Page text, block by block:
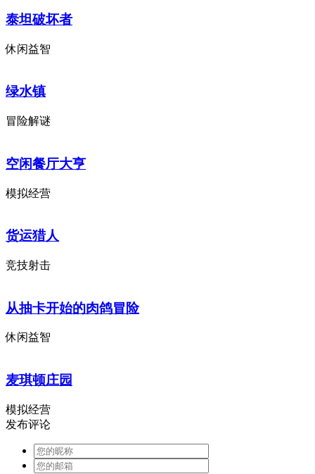
泰坦破坏者
休闲益智
绿水镇
冒险解谜
空闲餐厅大亨
模拟经营
货运猎人
竞技射击
从抽卡开始的肉鸽冒险
休闲益智
麦琪顿庄园
模拟经营
发布评论